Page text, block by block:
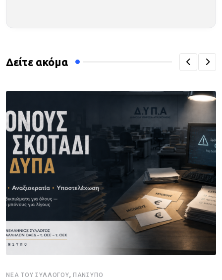
Δείτε ακόμα
ΝΈΑ ΤΟΥ ΣΥΛΛΌΓΟΥ, ΠΑΝΣΥΠΟ